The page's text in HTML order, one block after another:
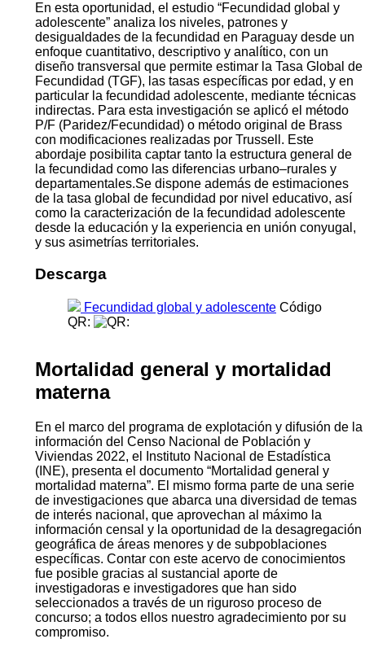
En esta oportunidad, el estudio “Fecundidad global y
adolescente” analiza los niveles, patrones y
desigualdades de la fecundidad en Paraguay desde un
enfoque cuantitativo, descriptivo y analítico, con un
diseño transversal que permite estimar la Tasa Global de
Fecundidad (TGF), las tasas específicas por edad, y en
particular la fecundidad adolescente, mediante técnicas
indirectas. Para esta investigación se aplicó el método
P/F (Paridez/Fecundidad) o método original de Brass
con modificaciones realizadas por Trussell. Este
abordaje posibilita captar tanto la estructura general de
la fecundidad como las diferencias urbano–rurales y
departamentales.Se dispone además de estimaciones
de la tasa global de fecundidad por nivel educativo, así
como la caracterización de la fecundidad adolescente
desde la educación y la experiencia en unión conyugal,
y sus asimetrías territoriales.
Descarga
Fecundidad global y adolescente Código
QR:
Mortalidad general y mortalidad
materna
En el marco del programa de explotación y difusión de la
información del Censo Nacional de Población y
Viviendas 2022, el Instituto Nacional de Estadística
(INE), presenta el documento “Mortalidad general y
mortalidad materna”. El mismo forma parte de una serie
de investigaciones que abarca una diversidad de temas
de interés nacional, que aprovechan al máximo la
información censal y la oportunidad de la desagregación
geográfica de áreas menores y de subpoblaciones
específicas. Contar con este acervo de conocimientos
fue posible gracias al sustancial aporte de
investigadoras e investigadores que han sido
seleccionados a través de un riguroso proceso de
concurso; a todos ellos nuestro agradecimiento por su
compromiso.